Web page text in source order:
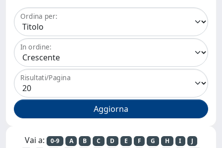
Ordina per:
In ordine:
Risultati/Pagina
Vai a: 0-9 A B C D E F G H I
J